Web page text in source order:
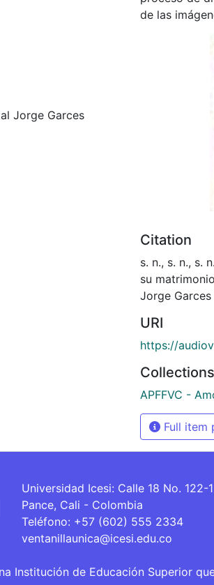
Jorge Garces
de las
Citation
s. n., s. n., s.
su
Jorge Garces
URI
https://
Collections
APFFVC -
Full item
Universidad Icesi: Calle 18 No. 122-
Pance, Cali - Colombia
Teléfono: +57 (602) 555 2334
ventanillaunica@icesi.edu.co
Institución de Educación Superior